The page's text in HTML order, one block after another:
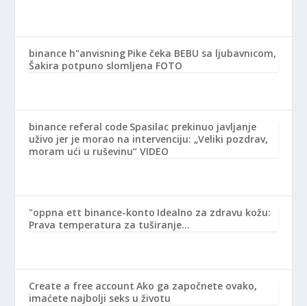
binance h"anvisning Pike čeka BEBU sa ljubavnicom,
Šakira potpuno slomljena FOTO
binance referal code Spasilac prekinuo javljanje
uživo jer je morao na intervenciju: „Veliki pozdrav,
moram ući u ruševinu“ VIDEO
"oppna ett binance-konto Idealno za zdravu kožu:
Prava temperatura za tuširanje…
Create a free account Ako ga započnete ovako,
imaćete najbolji seks u životu